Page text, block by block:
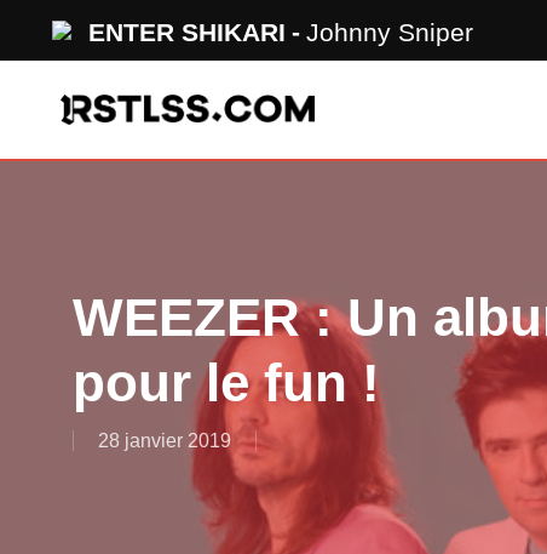
ENTER SHIKARI Johnny Sniper
WEEZER : Un
pour le fun !
28 janvier 2019